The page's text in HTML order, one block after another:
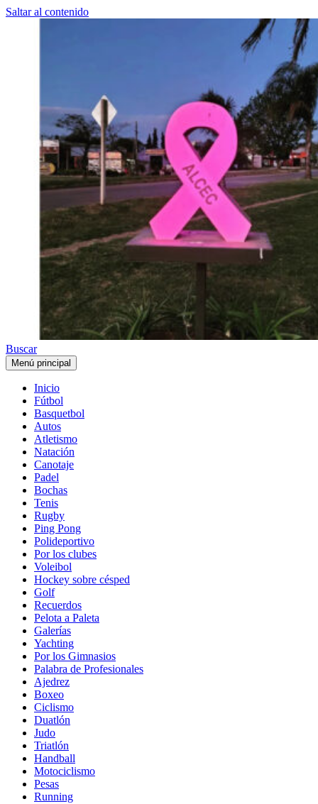
Saltar al contenido
Buscar
Menú principal
Inicio
Fútbol
Basquetbol
Autos
Atletismo
Natación
Canotaje
Padel
Bochas
Tenis
Rugby
Ping Pong
Polideportivo
Por los clubes
Voleibol
Hockey sobre césped
Golf
Recuerdos
Pelota a Paleta
Galerías
Yachting
Por los Gimnasios
Palabra de Profesionales
Ajedrez
Boxeo
Ciclismo
Duatlón
Judo
Triatlón
Handball
Motociclismo
Pesas
Running